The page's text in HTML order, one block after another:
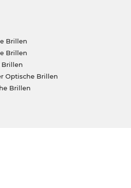
Brillen
Brillen
Brillen
Optische Brillen
Brillen